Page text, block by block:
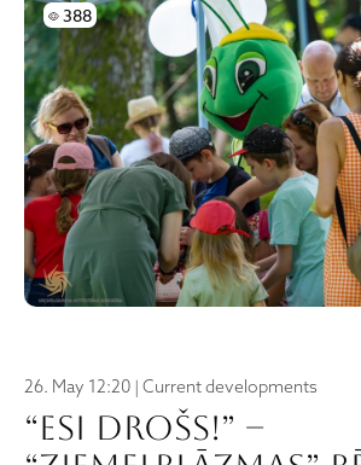
388
26. May 12:20 | Current developments
“ESI DROŠS!” –